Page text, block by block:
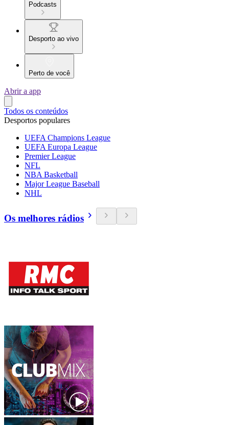
Podcasts
Desporto ao vivo
Perto de você
Abrir a app
Todos os conteúdos
Desportos populares
UEFA Champions League
UEFA Europa League
Premier League
NFL
NBA Basketball
Major League Baseball
NHL
Os melhores rádios